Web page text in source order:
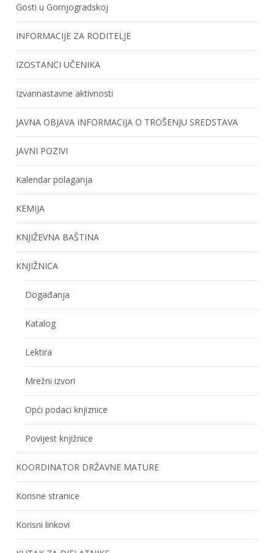
Gosti u Gornjogradskoj
INFORMACIJE ZA RODITELJE
IZOSTANCI UČENIKA
Izvannastavne aktivnosti
JAVNA OBJAVA INFORMACIJA O TROŠENJU SREDSTAVA
JAVNI POZIVI
Kalendar polaganja
KEMIJA
KNJIŽEVNA BAŠTINA
KNJIŽNICA
Događanja
Katalog
Lektira
Mrežni izvori
Opći podaci knjiznice
Povijest knjižnice
KOORDINATOR DRŽAVNE MATURE
Korisne stranice
Korisni linkovi